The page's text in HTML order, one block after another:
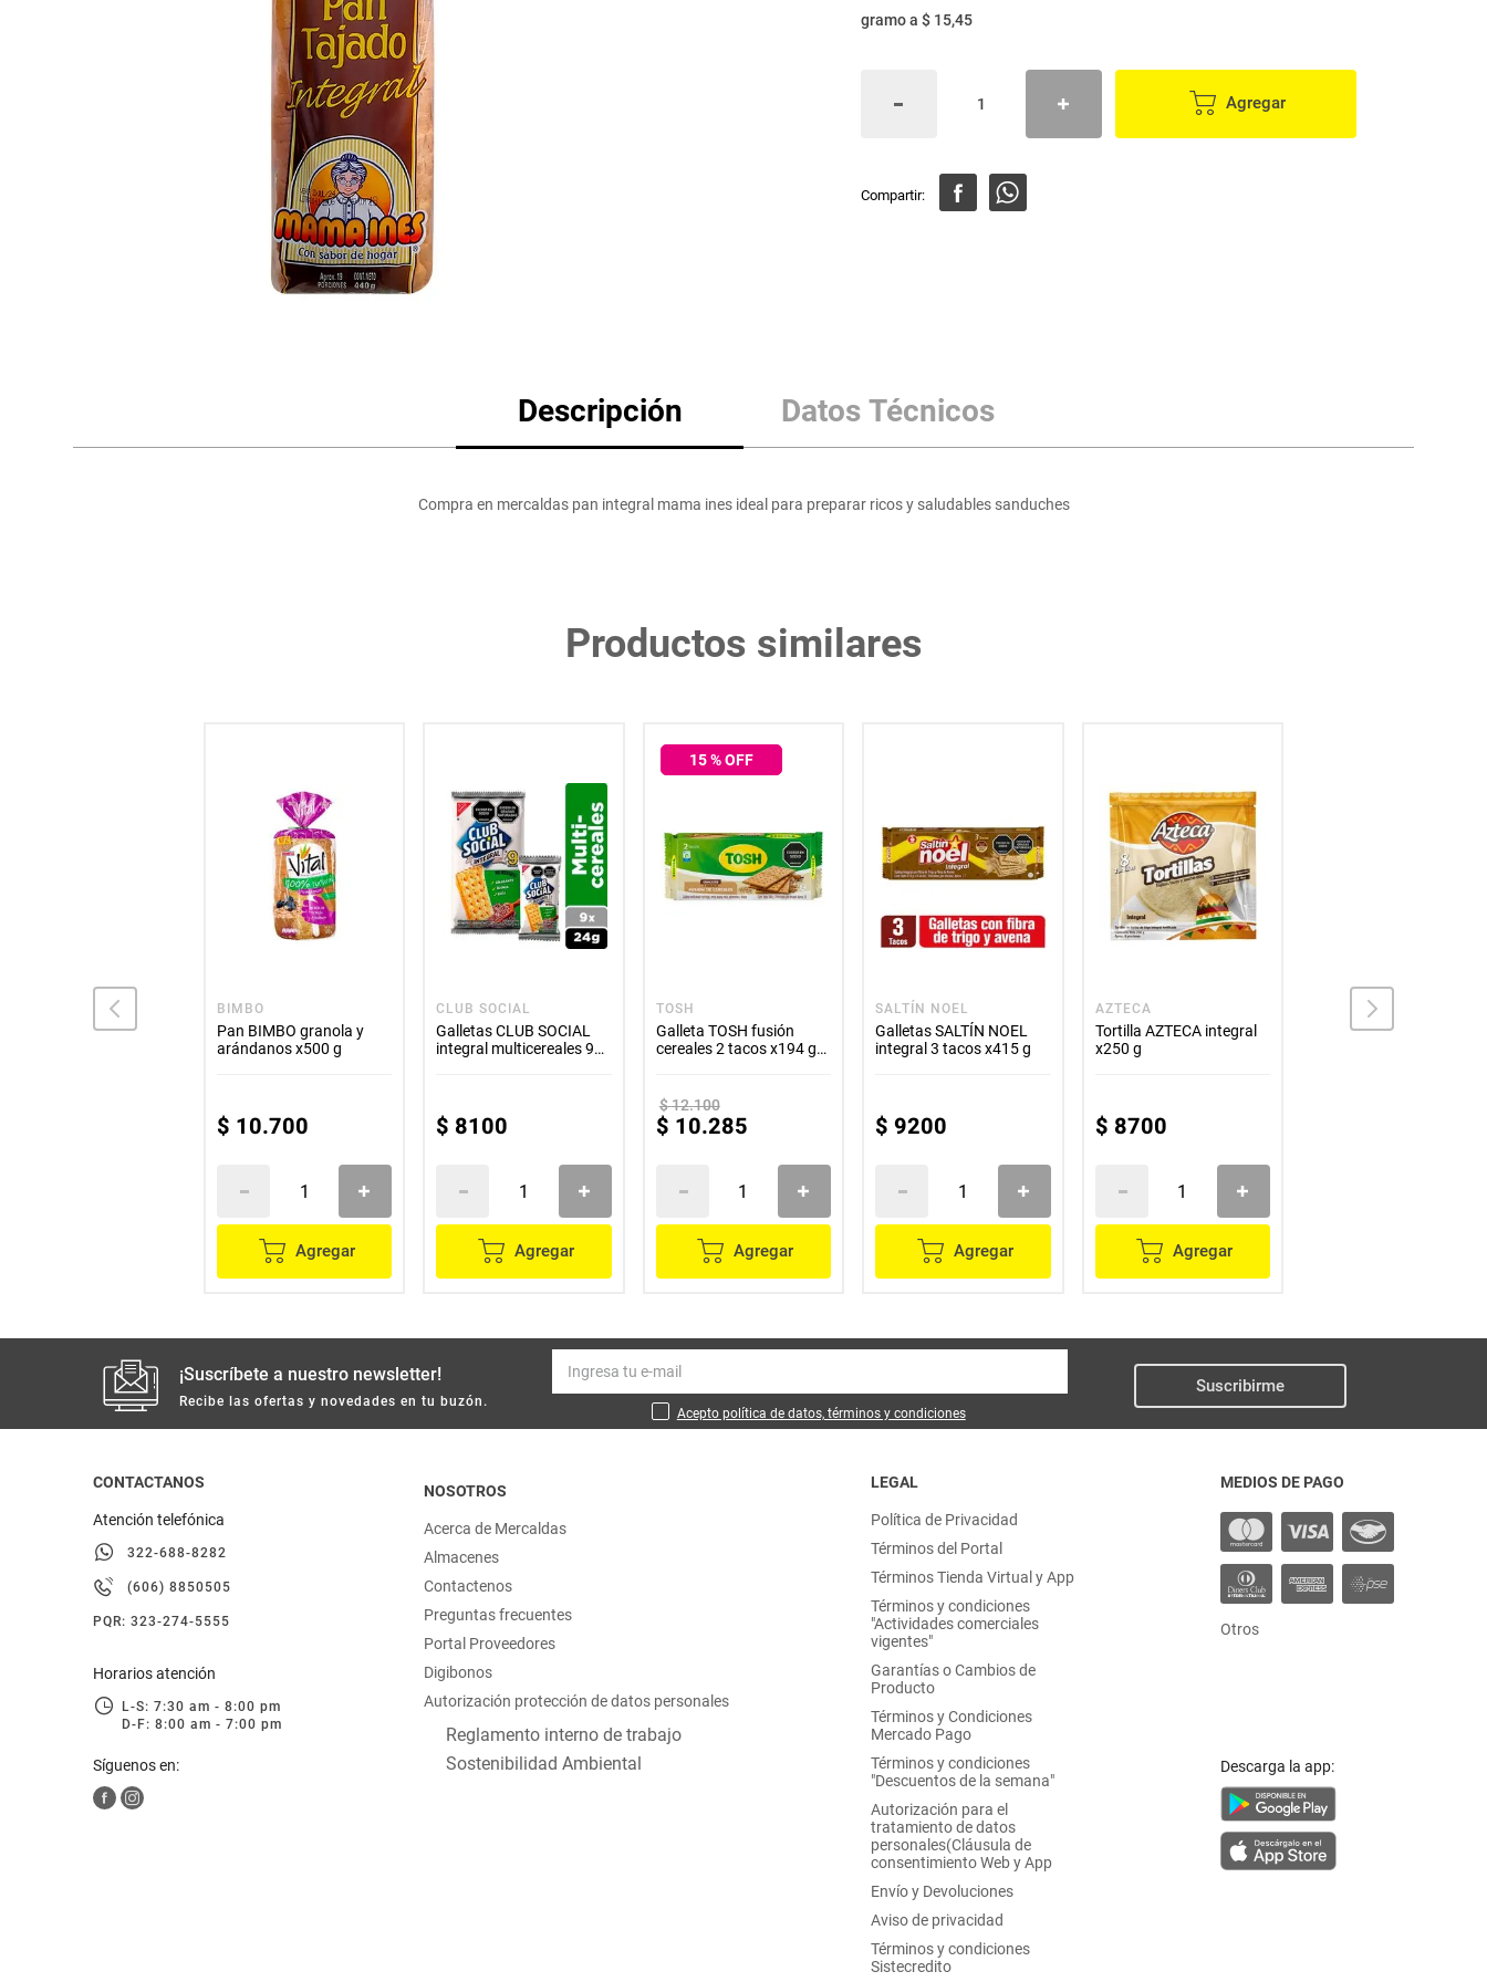
otros
gramoa $ 15,45
Agregar
Descripción Datos Técnicos
Compra en mercaldas pan integral mama ines ideal para preparar ricos y saludables sanduches
Productos similares
BIMBO integral x385
BIMBO
Pan BIMBO granola y
arándanos x500 g
$ 10.700
Agregar
CLUB SOCIAL
Galletas CLUB SOCIAL
integral multicereales 9
$ 8100
Agregar
15% OFF
TOSH
Galleta TOSH fusión
cereales 2 tacos x194 g
$12.100
$ 10.285
Agregar
SALTÍN NOEL
Galletas SALTÍN NOEL
integral 3 tacos x415 g
$ 9200
Agregar
AZTECA
Tortilla AZTECA integral
x250 g
$ 8700
Agregar
Tortillas BIMBO integral 8
¡Suscríbete a nuestro newsletter!
Recibe las ofertas y novedades en tu buzón.
Acepto política de datos, términos y condiciones
Suscribirme
CONTACTANOS
Atención telefónica
322-688-8282
(606) 8850505
PQR: 323-274-5555
Horarios atención
L-S: 7:30 am - 8:00 pm
D-F: 8:00 am - 7:00 pm
Síguenos en:
NOSOTROS
Acerca de Mercaldas
Almacenes
Contactenos
Preguntas frecuentes
Portal Proveedores
Digibonos
Autorización protección de datos personales
Reglamento interno de trabajo
Sostenibilidad Ambiental
LEGAL
Política de Privacidad
Términos del Portal
Términos Tienda Virtual y App
Términos y condiciones
"Actividades comerciales
vigentes"
Garantías o Cambios de
Producto
Términos y Condiciones
Mercado Pago
Términos y condiciones
"Descuentos de la semana"
Autorización para el
tratamiento de datos
personales(Cláusula de
consentimiento Web y App
Envío y Devoluciones
Aviso de privacidad
Términos y condiciones
Sistecredito
MEDIOS DE PAGO
Otros
Descarga la app:
Arroz